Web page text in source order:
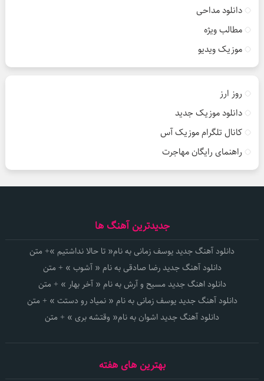
دانلود مداحی
مطالب ویژه
موزیک ویدیو
روز ارز
دانلود موزیک جدید
کانال تلگرام موزیک آس
راهنمای رایگان مهاجرت
جدیدترین آهنگ ها
دانلود آهنگ جدید یوسف زمانی به نام« تا حالا نداشتیم »+ متن
دانلود آهنگ جدید رضا صادقی به نام « آشوب » + متن
دانلود اهنگ جدید مسیح و آرش به نام « آخر بهار » + متن
دانلود آهنگ جدید یوسف زمانی به نام « نمیاد رو دستت » + متن
دانلود آهنگ جدید اشوان به نام« وقتشه بری » + متن
بهترین های هفته